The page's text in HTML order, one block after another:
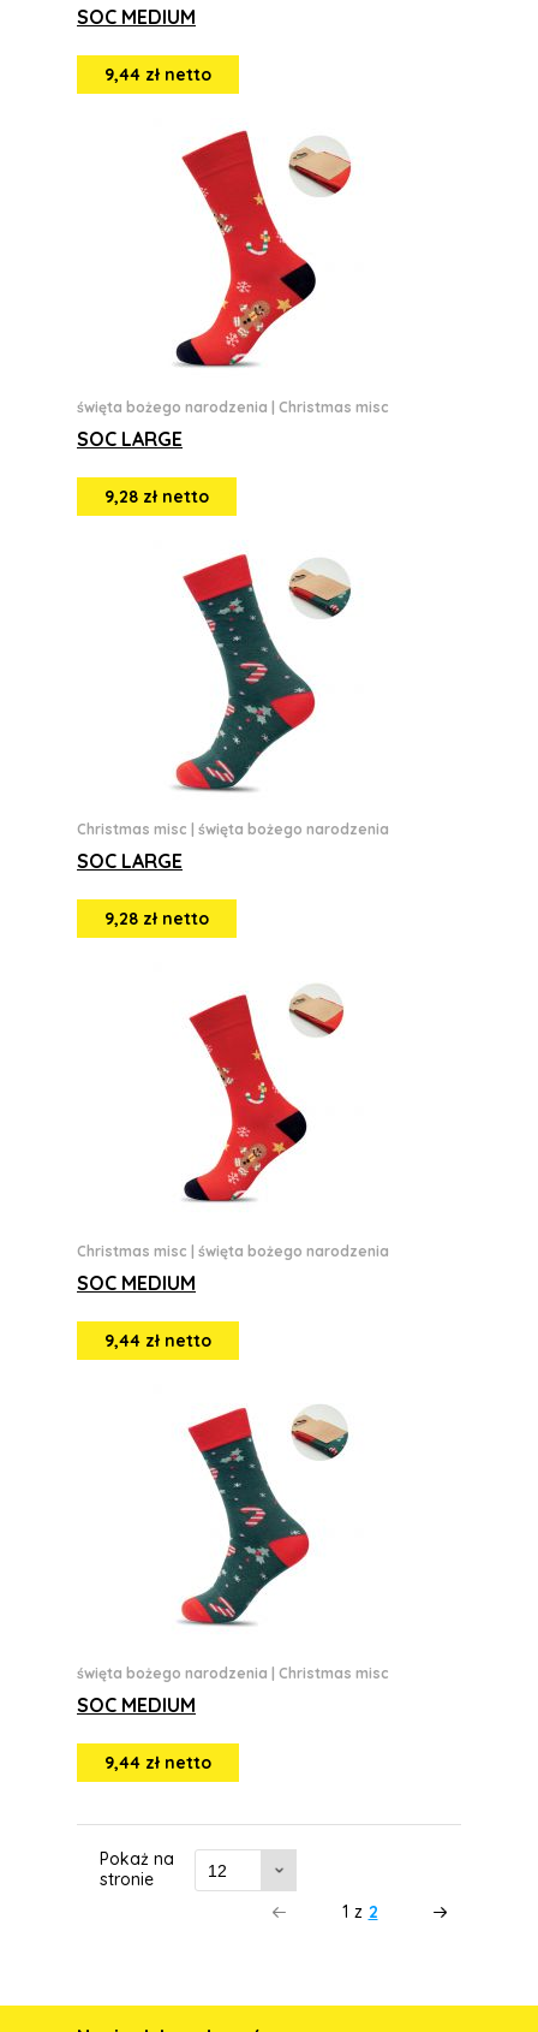
SOC MEDIUM
9,44 zł netto
święta bożego narodzenia Christmas misc
SOC LARGE
9,28 zł netto
Christmas misc święta bożego narodzenia
SOC LARGE
9,28 zł netto
Christmas misc święta bożego narodzenia
SOC MEDIUM
9,44 zł netto
święta bożego narodzenia Christmas misc
SOC MEDIUM
9,44 zł netto
Pokaż na
stronie
1 z 2